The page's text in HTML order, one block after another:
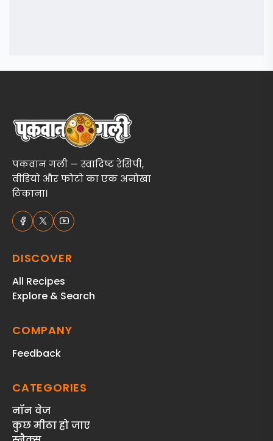
पकवान गली — स्वादिष्ट रेसिपी,
वीडियो और फोटो का एक अनोखा
ठिकाना।
DISCOVER
All Recipes
Explore & Search
COMPANY
Feedback
CATEGORIES
नॉन वेज
कुछ मीठा हो जाए